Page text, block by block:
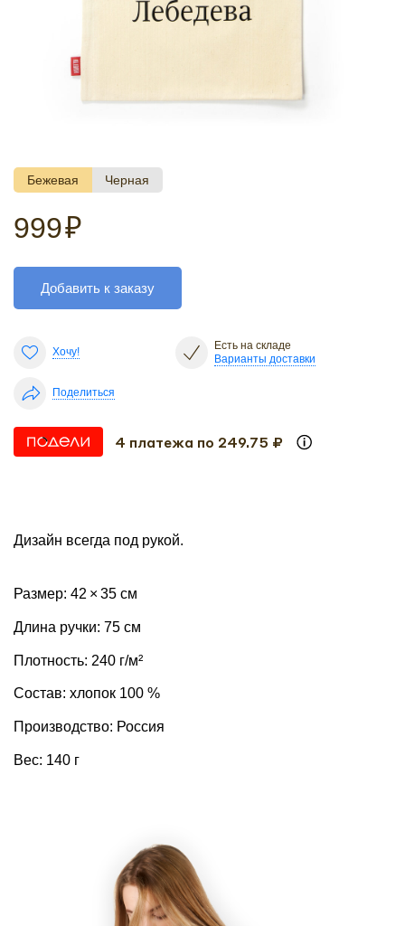
Бежевая Черная
999₽
Добавить к заказу
Хочу!
Есть на складе
Варианты доставки
Поделиться
4 платежа по 249.75 ₽
Дизайн всегда под рукой.
Размер: 42 × 35 см
Длина ручки: 75 см
Плотность: 240 г/м²
Состав: хлопок 100 %
Производство: Россия
Вес: 140 г